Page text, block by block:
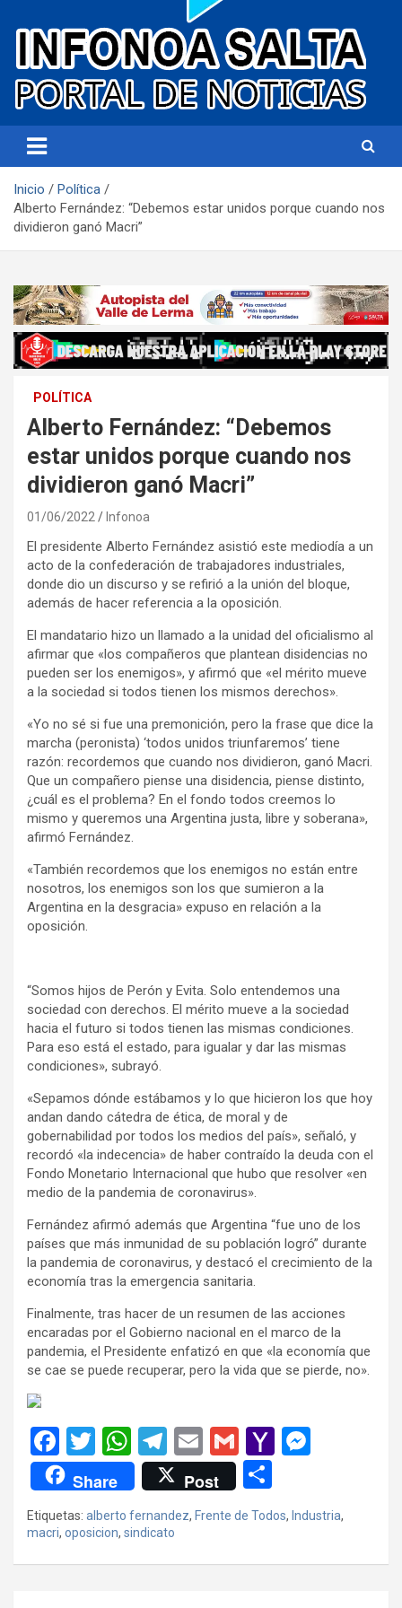
Infonoa Salta
Inicio
Política
Alberto Fernández: “Debemos estar unidos porque cuando nos
dividieron ganó Macri”
POLÍTICA
Alberto Fernández: “Debemos
estar unidos porque cuando nos
dividieron ganó Macri”
01/06/2022 Infonoa
El presidente Alberto Fernández asistió este mediodía a un
acto de la confederación de trabajadores industriales,
donde dio un discurso y se refirió a la unión del bloque,
además de hacer referencia a la oposición.
El mandatario hizo un llamado a la unidad del oficialismo al
afirmar que «los compañeros que plantean disidencias no
pueden ser los enemigos», y afirmó que «el mérito mueve
a la sociedad si todos tienen los mismos derechos».
«Yo no sé si fue una premonición, pero la frase que dice la
marcha (peronista) ‘todos unidos triunfaremos’ tiene
razón: recordemos que cuando nos dividieron, ganó Macri.
Que un compañero piense una disidencia, piense distinto,
¿cuál es el problema? En el fondo todos creemos lo
mismo y queremos una Argentina justa, libre y soberana»,
afirmó Fernández.
«También recordemos que los enemigos no están entre
nosotros, los enemigos son los que sumieron a la
Argentina en la desgracia» expuso en relación a la
oposición.
“Somos hijos de Perón y Evita. Solo entendemos una
sociedad con derechos. El mérito mueve a la sociedad
hacia el futuro si todos tienen las mismas condiciones.
Para eso está el estado, para igualar y dar las mismas
condiciones», subrayó.
«Sepamos dónde estábamos y lo que hicieron los que hoy
andan dando cátedra de ética, de moral y de
gobernabilidad por todos los medios del país», señaló, y
recordó «la indecencia» de haber contraído la deuda con el
Fondo Monetario Internacional que hubo que resolver «en
medio de la pandemia de coronavirus».
Fernández afirmó además que Argentina “fue uno de los
países que más inmunidad de su población logró” durante
la pandemia de coronavirus, y destacó el crecimiento de la
economía tras la emergencia sanitaria.
Finalmente, tras hacer de un resumen de las acciones
encaradas por el Gobierno nacional en el marco de la
pandemia, el Presidente enfatizó en que «la economía que
se cae se puede recuperar, pero la vida que se pierde, no».
F
a
ce
b
o
T
wi
tt
er
W
h
at
s
A
T
el
e
gr
a
E
m
ail
G
m
ail
Y
o
o
n
g
Share Post
m
p
Etiquetas: alberto fernandez, Frente de Todos, Industria,
macri, oposicion, sindicato